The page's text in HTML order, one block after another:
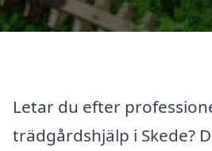
Letar du efter
trädgårdshjälp i Skede?